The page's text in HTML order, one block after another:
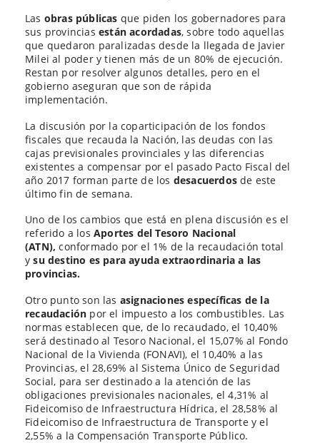
Las obras públicas que piden los gobernadores para
sus provincias están acordadas, sobre todo aquellas
que quedaron paralizadas desde la llegada de Javier
Milei al poder y tienen más de un 80% de ejecución.
Restan por resolver algunos detalles, pero en el
gobierno aseguran que son de rápida
implementación.
La discusión por la coparticipación de los fondos
fiscales que recauda la Nación, las deudas con las
cajas previsionales provinciales y las diferencias
existentes a compensar por el pasado Pacto Fiscal del
año 2017 forman parte de los desacuerdos de este
último fin de semana.
Uno de los cambios que está en plena discusión es el
referido a los Aportes del Tesoro Nacional
(ATN), conformado por el 1% de la recaudación total
ysu destino es para ayuda extraordinaria a las
provincias.
Otro punto son las asignaciones específicas de la
recaudación por el impuesto a los combustibles. Las
normas establecen que, de lo recaudado, el 10,40%
será destinado al Tesoro Nacional, el 15,07% al Fondo
Nacional de la Vivienda (FONAVI), el 10,40% a las
Provincias, el 28,69% al Sistema Único de Seguridad
Social, para ser destinado a la atención de las
obligaciones previsionales nacionales, el 4,31% al
Fideicomiso de Infraestructura Hídrica, el 28,58% al
Fideicomiso de Infraestructura de Transporte y el
2,55% a la Compensación Transporte Público.